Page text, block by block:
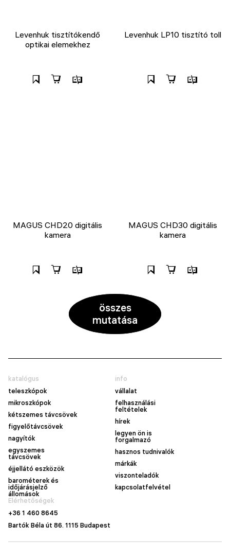
Levenhuk tisztítókendő
optikai elemekhez
Levenhuk LP10 tisztító toll
MAGUS CHD20 digitális
kamera
MAGUS CHD30 digitális
kamera
összes
mutatása
katalógus
teleszkópok
mikroszkópok
kétszemes távcsövek
figyelőtávcsövek
nagyítók
egyszemes
távcsövek
éjjellátó eszközök
barométerek és
időjárásjelző
állomások
info
vállalat
felhasználási
feltételek
hírek
legyen ön is
forgalmazó
hasznos tudnivalók
márkák
viszonteladók
kapcsolatfelvétel
Elérhetőségek
+36 1 460 8645
Bartók Béla út 86. 1115 Budapest